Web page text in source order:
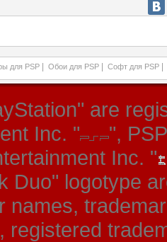
для PSP Обои для PSP Софт для PSP
are
Inc. "
",
Inc. "
Duo" logotype
names,
registered